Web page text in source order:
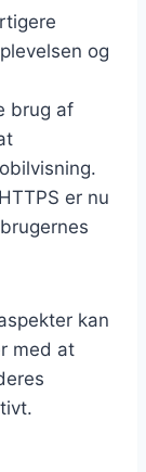
og
brug af
er nu
kan
med at